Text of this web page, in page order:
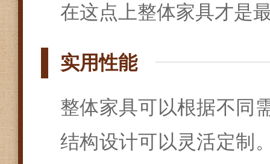
在这点上整体家具才是
实用性能
整体家具可以根据不同
结构设计可以灵活定制